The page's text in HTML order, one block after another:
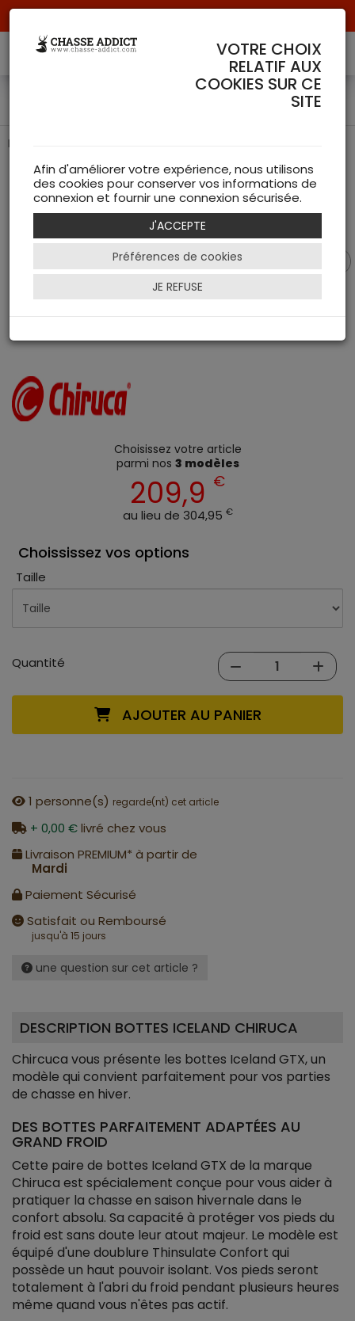
Bottes de chasse d'hiver de chez Chiruca
Choisissez votre article
parmi nos 3 modèles
209,9 €
au lieu de 304,95 €
Choississez vos options
Taille
Quantité
AJOUTER AU PANIER
1 personne(s) regarde(nt) cet article
+ 0,00 €livré chez vous
Livraison PREMIUM* à partir de
Mardi
Paiement Sécurisé
Satisfait ou Remboursé
jusqu'à 15 jours
une question sur cet article ?
DESCRIPTION BOTTES ICELAND CHIRUCA
Chircuca vous présente les bottes Iceland GTX, un
modèle qui convient parfaitement pour vos parties
de chasse en hiver.
DES BOTTES PARFAITEMENT ADAPTÉES AU
GRAND FROID
Cette paire de bottes Iceland GTX de la marque
Chiruca est spécialement conçue pour vous aider à
pratiquer la chasse en saison hivernale dans le
confort absolu. Sa capacité à protéger vos pieds du
froid est sans doute leur atout majeur. Le modèle est
équipé d'une doublure Thinsulate Confort qui
possède un haut pouvoir isolant. Vos pieds seront
totalement à l'abri du froid pendant plusieurs heures
même quand vous n'êtes pas actif.
VOTRE CHOIX
RELATIF AUX
COOKIES SUR CE
SITE
Afin d'améliorer votre expérience, nous utilisons
des cookies pour conserver vos informations de
connexion et fournir une connexion sécurisée.
J'ACCEPTE
Préférences de cookies
JE REFUSE